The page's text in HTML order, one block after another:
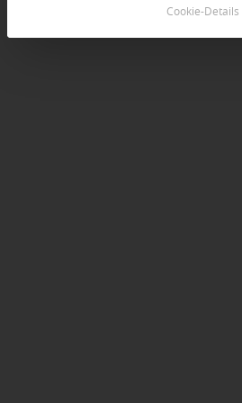
Cookie-Details